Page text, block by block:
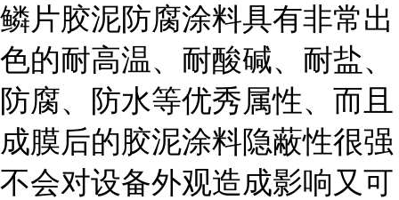
鳞片胶泥防腐涂料具有非常出
色的耐高温、耐酸碱、耐盐、
防腐、防水等优秀属性、而且
成膜后的胶泥涂料隐蔽性很强
不会对设备外观造成影响又可